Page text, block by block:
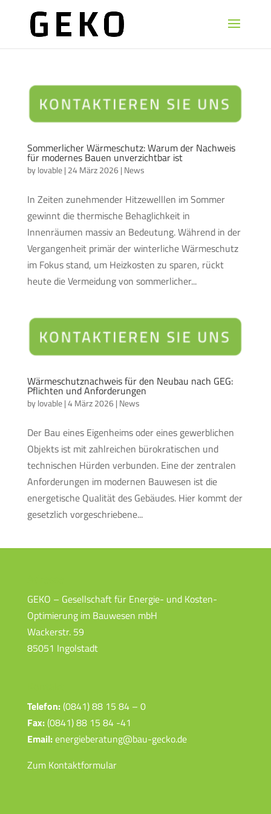
Sommerlicher Wärmeschutz: Warum der Nachweis
für modernes Bauen unverzichtbar ist
bylovable|24 März 2026|News
In Zeiten zunehmender Hitzewelllen im Sommer
gewinnt die thermische Behaglichkeit in
Innenräumen massiv an Bedeutung. Während in der
Vergangenheit primär der winterliche Wärmeschutz
im Fokus stand, um Heizkosten zu sparen, rückt
heute die Vermeidung von sommerlicher...
Wärmeschutznachweis für den Neubau nach GEG:
Pflichten und Anforderungen
bylovable|4 März 2026|News
Der Bau eines Eigenheims oder eines gewerblichen
Objekts ist mit zahlreichen bürokratischen und
technischen Hürden verbunden. Eine der zentralen
Anforderungen im modernen Bauwesen ist die
energetische Qualität des Gebäudes. Hier kommt der
gesetzlich vorgeschriebene...
GEKO – Gesellschaft für Energie- und Kosten-
Optimierung im Bauwesen mbH
Wackerstr. 59
85051 Ingolstadt
Telefon:(0841) 88 15 84 – 0
Fax:(0841) 88 15 84 -41
Email:energieberatung@bau-gecko.de
Zum Kontaktformular